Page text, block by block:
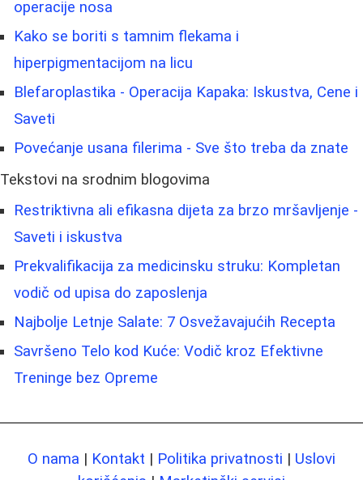
operacije nosa
Kako se boriti s tamnim flekama i
hiperpigmentacijom na licu
Blefaroplastika - Operacija Kapaka: Iskustva, Cene i
Saveti
Povećanje usana filerima - Sve što treba da znate
Tekstovi na srodnim blogovima
Restriktivna ali efikasna dijeta za brzo mršavljenje -
Saveti i iskustva
Prekvalifikacija za medicinsku struku: Kompletan
vodič od upisa do zaposlenja
Najbolje Letnje Salate: 7 Osvežavajućih Recepta
Savršeno Telo kod Kuće: Vodič kroz Efektivne
Treninge bez Opreme
O nama | Kontakt | Politika privatnosti | Uslovi